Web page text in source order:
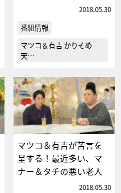
2018.05.30
番組情報
マツコ＆有吉 かりそめ
天…
マツコ＆有吉が苦言を
呈する！最近多い、マ
ナー＆タチの悪い老人
2018.05.30